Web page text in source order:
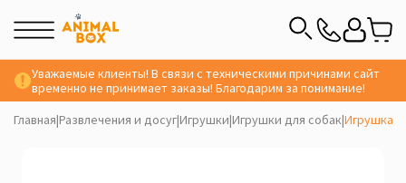
Уважаемые клиенты! В связи с техническими причинами сайт
временно не принимает заказы! Благодарим за понимание!
Главная|Развлечения и досуг|Игрушки|Игрушки для собак|Игрушка